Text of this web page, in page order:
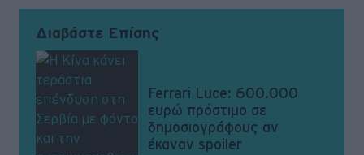
Διαβάστε Επίσης
Ferrari Luce: 600.000
ευρώ πρόστιμο σε
δημοσιογράφους αν
έκαναν spoiler